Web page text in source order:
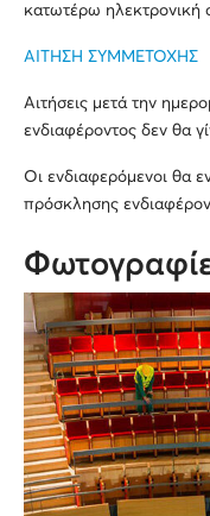
κατωτέρω ηλεκτρονική
ΑΙΤΗΣΗ ΣΥΜΜΕΤΟΧΗΣ
Αιτήσεις μετά την
ενδιαφέροντος δεν θα
Οι ενδιαφερόμενοι θα
πρόσκλησης